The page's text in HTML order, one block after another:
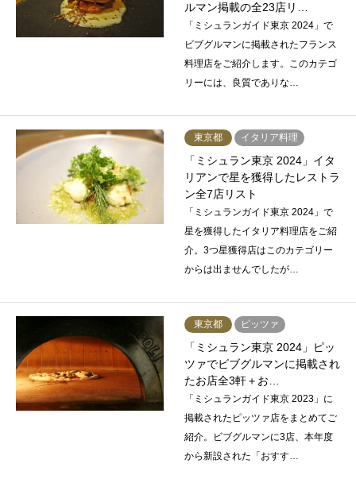
ルマン掲載の全23店リ…
「ミシュランガイド東京 2024」で
ビブグルマンに掲載されたフランス
料理店をご紹介します。このカテゴ
リーには、良質でありな…
東京都 イタリア料理
「ミシュラン東京 2024」イタ
リアンで星を獲得したレストラ
ン全7店リスト
「ミシュランガイド東京 2024」で
星を獲得したイタリア料理店をご紹
介。3つ星獲得店はこのカテゴリー
からは出ませんでしたが…
東京都 ピッツァ
「ミシュラン東京 2024」ピッ
ツァでビブグルマンに掲載され
たお店全3軒＋お…
「ミシュランガイド東京 2023」に
掲載されたピッツァ店をまとめてご
紹介。ビブグルマンに3店、本年度
から新設された「おすす…